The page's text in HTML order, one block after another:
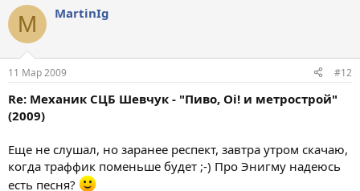
M MartinIg
11 Мар 2009 #12
Re: Механик СЦБ Шевчук - "Пиво, Oi! и метрострой"
(2009)
Еще не слушал, но заранее респект, завтра утром скачаю,
когда траффик поменьше будет ;-) Про Энигму надеюсь
есть песня?